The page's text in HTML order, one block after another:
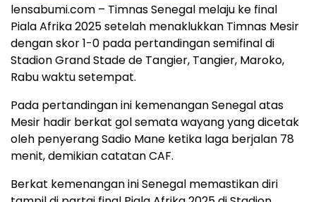
lensabumi.com – Timnas Senegal melaju ke final
Piala Afrika 2025 setelah menaklukkan Timnas Mesir
dengan skor 1-0 pada pertandingan semifinal di
Stadion Grand Stade de Tangier, Tangier, Maroko,
Rabu waktu setempat.
Pada pertandingan ini kemenangan Senegal atas
Mesir hadir berkat gol semata wayang yang dicetak
oleh penyerang Sadio Mane ketika laga berjalan 78
menit, demikian catatan CAF.
Berkat kemenangan ini Senegal memastikan diri